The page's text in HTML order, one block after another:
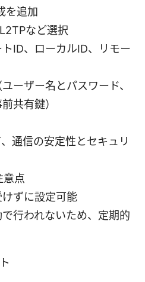
を追加
など選択
ID、ローカルID、リモー
ーザー名とパスワード、
共有鍵）
通信の安定性とセキュリ
意点
ずに設定可能
行われないため、定期的